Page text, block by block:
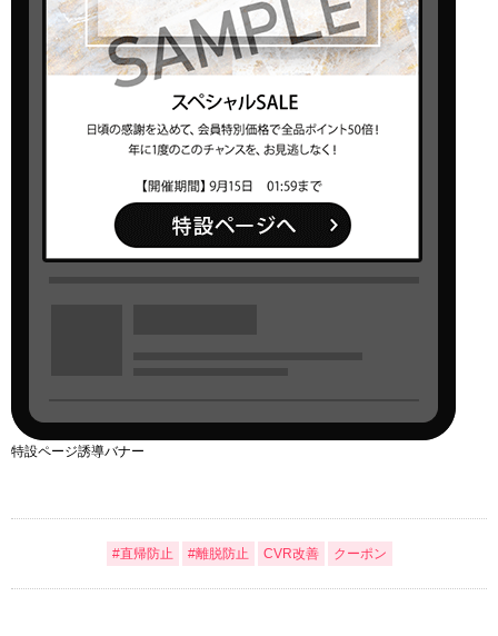
特設ページ誘導バナー
#直帰防止 #離脱防止 CVR改善 クーポン